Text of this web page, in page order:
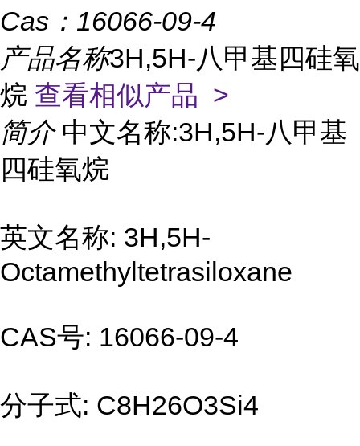
Cas： 16066-09-4
产品名称3H,5H-八甲基四硅氧
烷 查看相似产品 >
简介 中文名称:3H,5H-八甲基
四硅氧烷
英文名称: 3H,5H-
Octamethyltetrasiloxane
CAS号: 16066-09-4
分子式: C8H26O3Si4